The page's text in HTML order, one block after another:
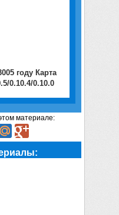
году Карта
0.10.4/0.10.0
материале: